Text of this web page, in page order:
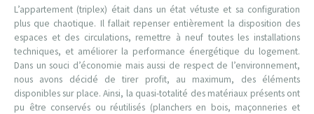
L’appartement (triplex) était dans un état vétuste et sa configuration
plus que chaotique. Il fallait repenser entièrement la disposition des
espaces et des circulations, remettre à neuf toutes les installations
techniques, et améliorer la performance énergétique du logement.
Dans un souci d’économie mais aussi de respect de l’environnement,
nous avons décidé de tirer profit, au maximum, des éléments
disponibles sur place. Ainsi, la quasi-totalité des matériaux présents ont
pu être conservés ou réutilisés (planchers en bois, maçonneries et